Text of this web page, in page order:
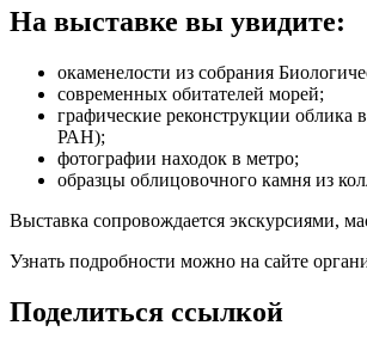
На выставке вы увидите:
окаменелости из собрания
современных обитателей морей;
графические реконструкции
РАН);
фотографии находок в метро;
образцы облицовочного камня из
Выставка сопровождается экскурсиями,
Узнать подробности можно на сайте
Поделиться ссылкой